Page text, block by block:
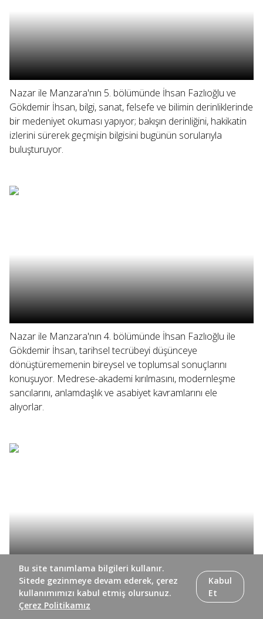
Nazar ile Manzara'nın 5. bölümünde İhsan Fazlıoğlu ve
Gökdemir İhsan, bilgi, sanat, felsefe ve bilimin derinliklerinde
bir medeniyet okuması yapıyor; bakışın derinliğini, hakikatin
izlerini sürerek geçmişin bilgisini bugünün sorularıyla
buluşturuyor.
Nazar ile Manzara'nın 4. bölümünde İhsan Fazlıoğlu ile
Gökdemir İhsan, tarihsel tecrübeyi düşünceye
dönüştürememenin bireysel ve toplumsal sonuçlarını
konuşuyor. Medrese-akademi kırılmasını, modernleşme
sancılarını, anlamdaşlık ve asabiyet kavramlarını ele
alıyorlar.
Nazar ile Manzara'nın 3. bölümünde İhsan Fazlıoğlu ile
Gökdemir İhsan, kimlik ve zihniyet inşasında geçmişin
Bu site tanımlama bilgileri kullanır.
Sitede gezinmeye devam ederek, çerez
kullanımımızı kabul etmiş olursunuz.
Çerez Politikamız
Kabul
Et